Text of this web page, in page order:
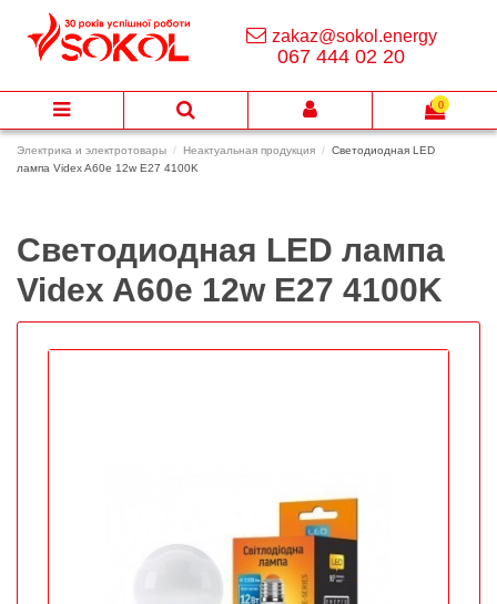
Электрика и электротовары Неактуальная продукция
Светодиодная LED
лампа Videx A60е 12w E27 4100K
Светодиодная LED лампа
Videx A60е 12w E27 4100K
zakaz@sokol.energy
067 444 02 20
0